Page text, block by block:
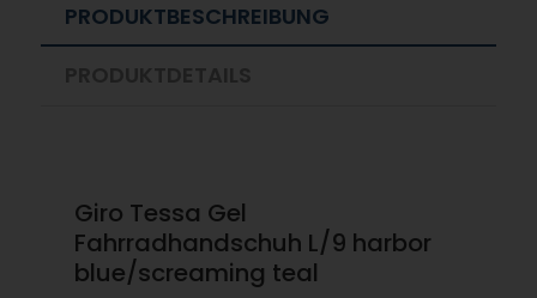
PRODUKTBESCHREIBUNG
Giro Tessa Gel
Fahrradhandschuh L/9 harbor
blue/screaming teal